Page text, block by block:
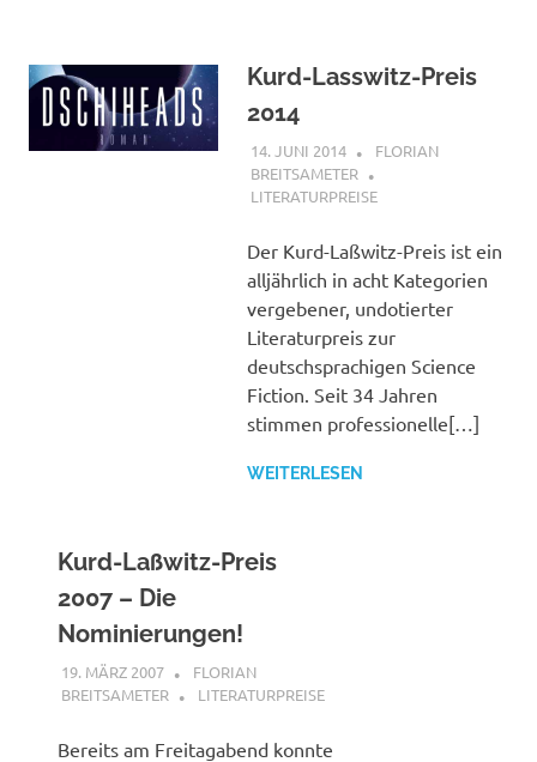
Kurd-Lasswitz-Preis
2014
14. JUNI 2014
FLORIAN
BREITSAMETER
LITERATURPREISE
Der Kurd-Laßwitz-Preis ist ein
alljährlich in acht Kategorien
vergebener, undotierter
Literaturpreis zur
deutschsprachigen Science
Fiction. Seit 34 Jahren
stimmen professionelle[…]
WEITERLESEN
Kurd-Laßwitz-Preis
2007 – Die
Nominierungen!
19. MÄRZ 2007
FLORIAN
BREITSAMETER
LITERATURPREISE
Bereits am Freitagabend konnte